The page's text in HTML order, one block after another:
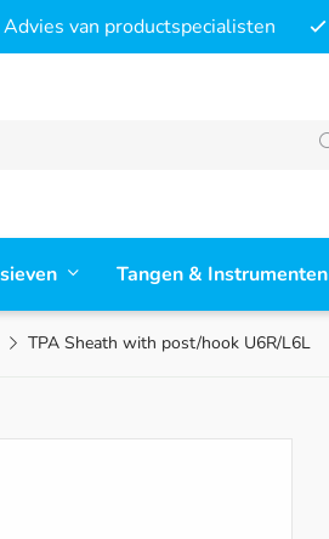
Advies van productspecialisten
Tangen & Instrumenten
TPA Sheath with post/hook U6R/L6L